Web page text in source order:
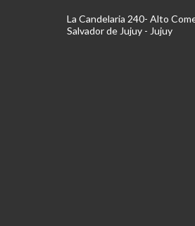
La Candelaria 240- Alto
Salvador de Jujuy - Jujuy